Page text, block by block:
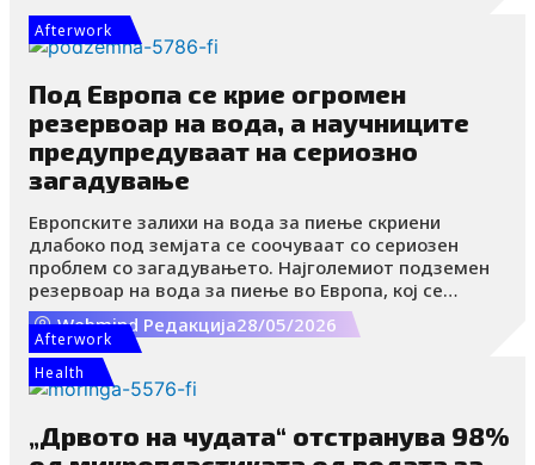
Afterwork
Под Европа се крие огромен
резервоар на вода, а научниците
предупредуваат на сериозно
загадување
Европските залихи на вода за пиење скриени
длабоко под земјата се соочуваат со сериозен
проблем со загадувањето. Најголемиот подземен
резервоар на вода за пиење во Европа, кој се
протега од Франкфурт до Базел и снабдува повеќе
од пет милиони луѓе, содржи траги од пестициди,
фармацевтски остатоци и индустриски хемикалии
познати како PFAS „вечни хемикалии“.
Webmind Редакција28/05/2026
Afterwork
Health
„Дрвото на чудата“ отстранува 98%